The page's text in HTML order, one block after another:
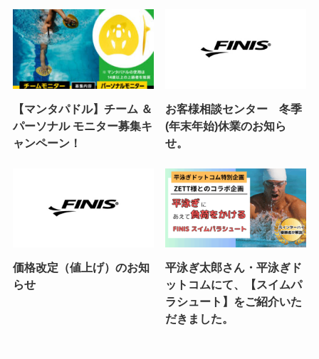
【マンタパドル】チーム ＆
パーソナル モニター募集キ
ャンペーン！
お客様相談センター 冬季
(年末年始)休業のお知ら
せ。
価格改定（値上げ）のお知
らせ
平泳ぎ太郎さん・平泳ぎド
ットコムにて、【スイムパ
ラシュート】をご紹介いた
だきました。